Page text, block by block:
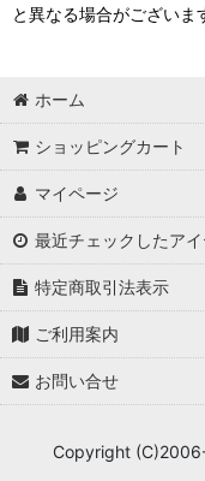
と異なる場合がございま
ホーム
ショッピングカート
マイページ
最近チェックしたアイ
特定商取引法表示
ご利用案内
お問い合せ
Copyright